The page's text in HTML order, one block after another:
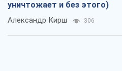
уничтожает и без этого)
Александр Кирш 306